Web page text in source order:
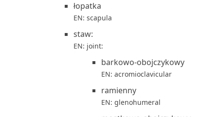
łopatka
EN: scapula
staw:
EN: joint:
barkowo-obojczykowy
EN: acromioclavicular
ramienny
EN: glenohumeral